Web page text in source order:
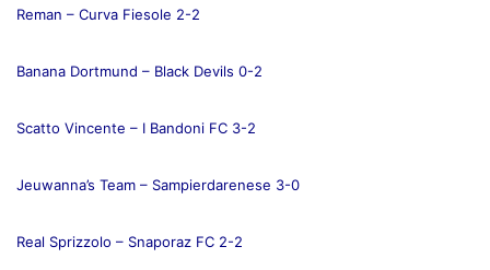
Reman – Curva Fiesole 2-2
Banana Dortmund – Black Devils 0-2
Scatto Vincente – I Bandoni FC 3-2
Jeuwanna’s Team – Sampierdarenese 3-0
Real Sprizzolo – Snaporaz FC 2-2